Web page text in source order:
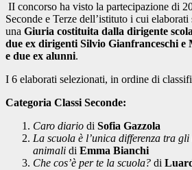
II concorso ha visto la partecipazione di
Seconde e Terze dell’istituto i cui elaborati
una Giuria costituita dalla dirigente
due ex dirigenti Silvio Gianfranceschi
e due ex alunni.
I 6 elaborati selezionati, in ordine di
Categoria Classi Seconde:
Caro diario di Sofia Gazzola
La scuola è l’unica differenza tra
animali di Emma Bianchi
Che cos’è per te la scuola? di